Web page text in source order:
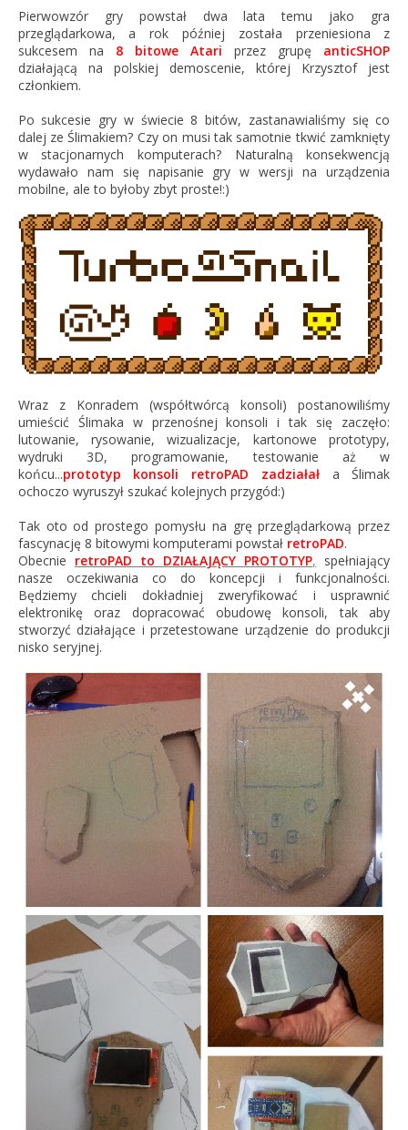
Pierwowzór gry powstał dwa lata temu jako gra
przeglądarkowa, a rok później została przeniesiona z
sukcesem na 8 bitowe Atari przez grupę anticSHOP
działającą na polskiej demoscenie,której Krzysztof jest
członkiem.
Po sukcesie gry w świecie 8 bitów, zastanawialiśmy się co
dalej ze Ślimakiem? Czy on musi tak samotnie tkwić zamknięty
w stacjonarnych komputerach? Naturalną konsekwencją
wydawało nam się napisanie gry w wersji na urządzenia
mobilne, ale to byłoby zbyt proste!:)
Wraz z Konradem (współtwórcą konsoli) postanowiliśmy
umieścić Ślimaka w przenośnej konsoli i tak się zaczęło:
lutowanie, rysowanie, wizualizacje, kartonowe prototypy,
wydruki 3D, programowanie, testowanie aż w
końcu...prototyp konsoli retroPAD zadziałała Ślimak
ochoczo wyruszył szukać kolejnych przygód:)
Tak oto od prostego pomysłu na grę przeglądarkową przez
fascynację 8 bitowymi komputerami powstał retroPAD.
Obecnie retroPAD to DZIAŁAJĄCY PROTOTYP, spełniający
nasze oczekiwania co do koncepcji i funkcjonalności.
Będziemy chcieli dokładniej zweryfikować i usprawnić
elektronikę oraz dopracować obudowę konsoli, tak aby
stworzyć działające i przetestowane urządzenie do produkcji
nisko seryjnej.